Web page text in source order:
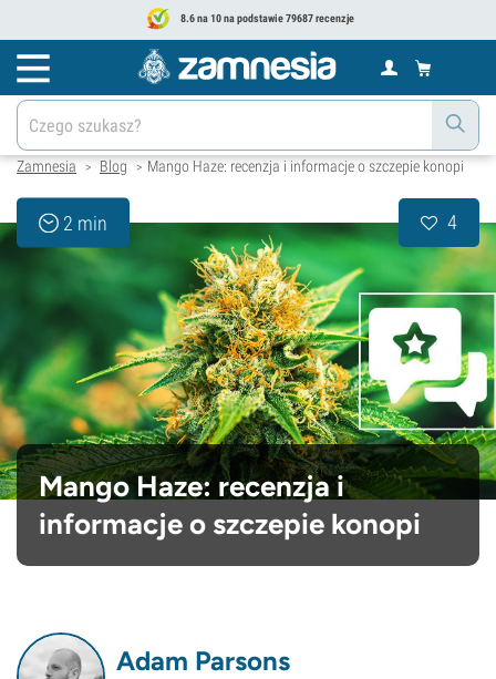
8.6 na 10 na podstawie 79687 recenzje
Zamnesia > Blog > Mango Haze: recenzja i informacje o szczepie konopi
2 min 4
Mango Haze: recenzja i
informacje o szczepie konopi
Adam Parsons